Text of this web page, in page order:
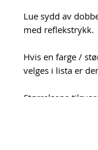
Lue sydd av
med reflekstrykk.
Hvis en farge /
velges i lista er
Størrelsene